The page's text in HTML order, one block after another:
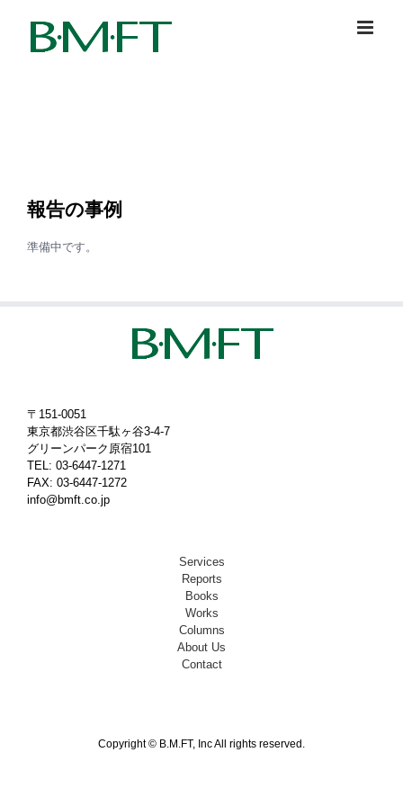
content
報告の事例
準備中です。
〒151-0051
東京都渋谷区千駄ヶ谷3-4-7
グリーンパーク原宿101
TEL: 03-6447-1271
FAX: 03-6447-1272
info@bmft.co.jp
Services
Reports
Books
Works
Columns
About Us
Contact
Copyright © B.M.FT, Inc All rights reserved.